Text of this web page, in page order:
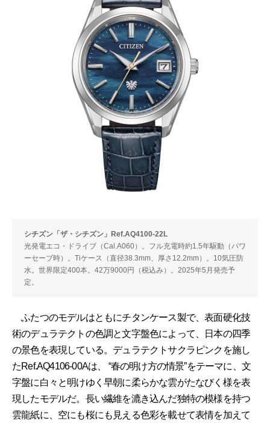
シチズン「ザ・シチズン」Ref.AQ4100-22L
光発電エコ・ドライブ（Cal.A060）。フル充電時約1.5年駆動（パワ
ーセーブ時）。Tiケース（直径38.3mm、厚さ12.2mm）。10気圧防
水。世界限定400本。42万9000円（税込み）。2025年5月発売予
定。
ふたつのモデルはともにチタンケース製で、表面硬化技
術のデュラテクトの色調と文字盤色によって、日本の四季
の景色を表現している。デュラテクトサクラピンクを施し
たRef.AQ4106-00Aは、 “春の明け方の情景”をテーマに、文
字盤に白々と明けゆく早朝に柔らかな雲がたなびく様を表
現したモデルだ。長い繊維を漉き込んだ独特の模様を持つ
雲龍紙に、空にも桜にも見える色彩を載せて表情を加えて